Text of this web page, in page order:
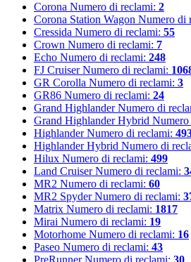
Corona Numero di reclami: 2
Corona Station Wagon Numero di
Cressida Numero di reclami: 55
Crown Numero di reclami: 7
Echo Numero di reclami: 248
FJ Cruiser Numero di reclami:
GR Corolla Numero di reclami: 3
GR86 Numero di reclami: 24
Grand Highlander Numero di
Grand Highlander Hybrid Numero
Highlander Numero di reclami:
Highlander Hybrid Numero di
Hilux Numero di reclami: 499
Land Cruiser Numero di reclami:
MR2 Numero di reclami: 60
MR2 Spyder Numero di reclami:
Matrix Numero di reclami: 1817
Mirai Numero di reclami: 19
Motorhome Numero di reclami: 16
Paseo Numero di reclami: 43
PreRunner Numero di reclami: 30